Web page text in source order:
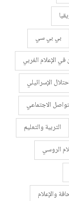
بي بي سي
الإعلام الغربي
الإسرائيلي
الاجتماعي
التربية والتعليم
الروسي
والإعلام